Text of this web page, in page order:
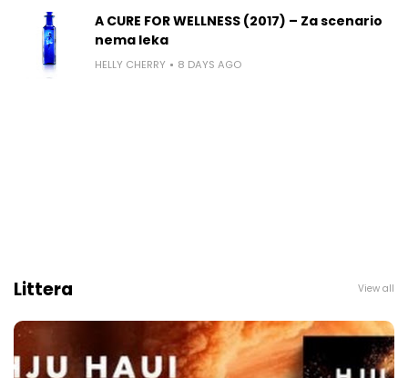
A CURE FOR WELLNESS (2017) – Za scenario
nema leka
HELLY CHERRY 8 DAYS AGO
Littera View all